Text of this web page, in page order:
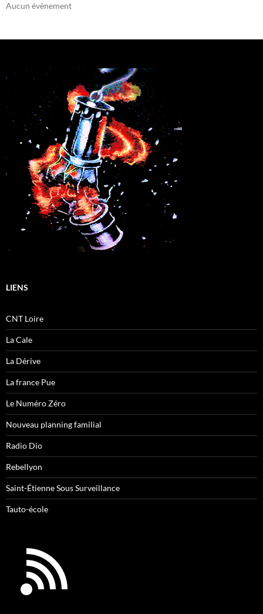
Aucun évènement
LIENS
CNT Loire
La Cale
La Dérive
La france Pue
Le Numéro Zéro
Nouveau planning familial
Radio Dio
Rebellyon
Saint-Étienne Sous Surveillance
Tauto-école